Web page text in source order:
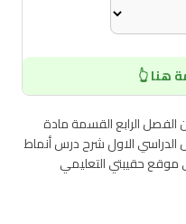
هنا 👆
القسمة من الفصل الرابع القسمة مادة
الدراسي الاول شرح درس أنماط